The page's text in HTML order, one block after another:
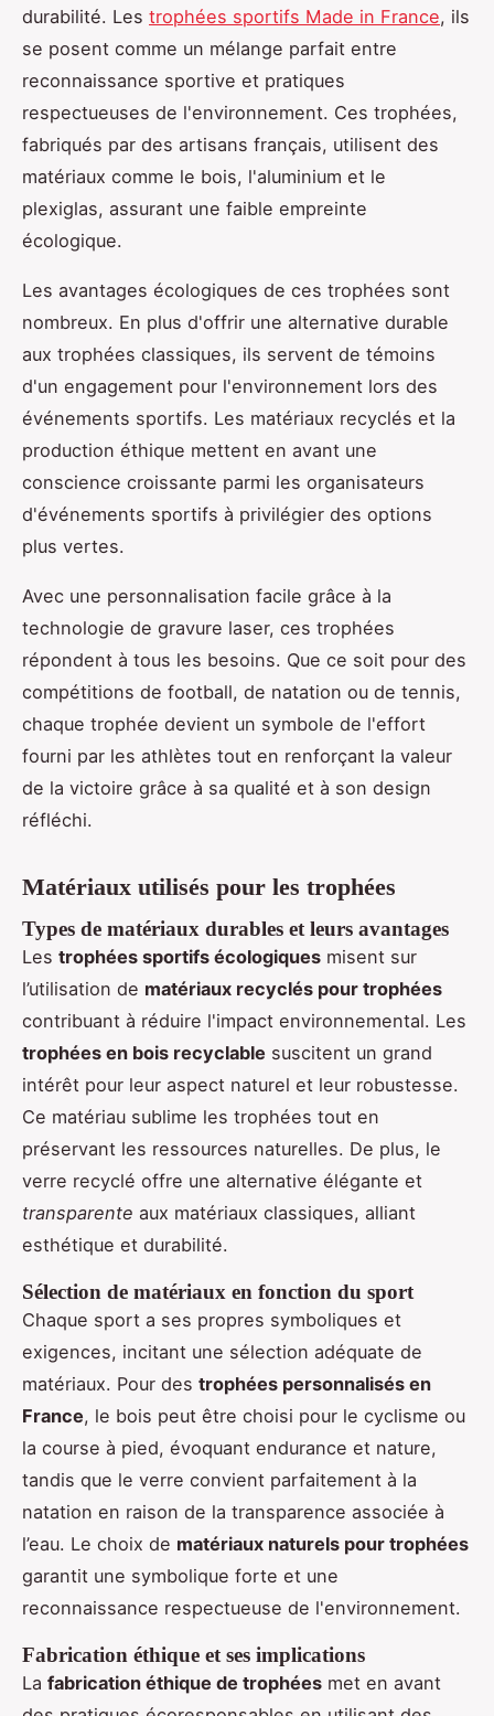
durabilité. Les trophées sportifs Made in France, ils
se posent comme un mélange parfait entre
reconnaissance sportive et pratiques
respectueuses de l'environnement. Ces trophées,
fabriqués par des artisans français, utilisent des
matériaux comme le bois, l'aluminium et le
plexiglas, assurant une faible empreinte
écologique.
Les avantages écologiques de ces trophées sont
nombreux. En plus d'offrir une alternative durable
aux trophées classiques, ils servent de témoins
d'un engagement pour l'environnement lors des
événements sportifs. Les matériaux recyclés et la
production éthique mettent en avant une
conscience croissante parmi les organisateurs
d'événements sportifs à privilégier des options
plus vertes.
Avec une personnalisation facile grâce à la
technologie de gravure laser, ces trophées
répondent à tous les besoins. Que ce soit pour des
compétitions de football, de natation ou de tennis,
chaque trophée devient un symbole de l'effort
fourni par les athlètes tout en renforçant la valeur
de la victoire grâce à sa qualité et à son design
réfléchi.
Matériaux utilisés pour les trophées
Types de matériaux durables et leurs avantages
Les trophées sportifs écologiques misent sur
l’utilisation de matériaux recyclés pour trophées
contribuant à réduire l'impact environnemental. Les
trophées en bois recyclable suscitent un grand
intérêt pour leur aspect naturel et leur robustesse.
Ce matériau sublime les trophées tout en
préservant les ressources naturelles. De plus, le
verre recyclé offre une alternative élégante et
transparente aux matériaux classiques, alliant
esthétique et durabilité.
Sélection de matériaux en fonction du sport
Chaque sport a ses propres symboliques et
exigences, incitant une sélection adéquate de
matériaux. Pour des trophées personnalisés en
France, le bois peut être choisi pour le cyclisme ou
la course à pied, évoquant endurance et nature,
tandis que le verre convient parfaitement à la
natation en raison de la transparence associée à
l’eau. Le choix de matériaux naturels pour trophées
garantit une symbolique forte et une
reconnaissance respectueuse de l'environnement.
Fabrication éthique et ses implications
La fabrication éthique de trophées met en avant